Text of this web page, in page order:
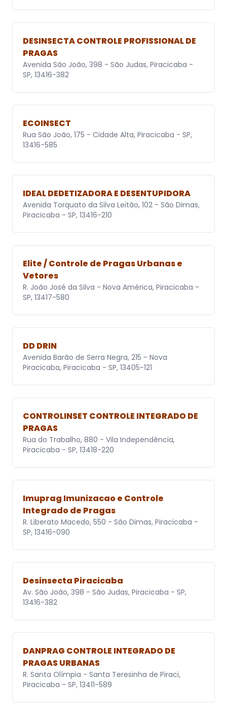
DESINSECTA CONTROLE PROFISSIONAL DE
PRAGAS
Avenida São João, 398 - São Judas, Piracicaba -
SP, 13416-382
ECOINSECT
Rua São João, 175 - Cidade Alta, Piracicaba - SP,
13416-585
IDEAL DEDETIZADORA E DESENTUPIDORA
Avenida Torquato da Silva Leitão, 102 - São Dimas,
Piracicaba - SP, 13416-210
Elite / Controle de Pragas Urbanas e
Vetores
R. João José da Silva - Nova América, Piracicaba -
SP, 13417-580
DD DRIN
Avenida Barão de Serra Negra, 215 - Nova
Piracicaba, Piracicaba - SP, 13405-121
CONTROLINSET CONTROLE INTEGRADO DE
PRAGAS
Rua do Trabalho, 880 - Vila Independência,
Piracicaba - SP, 13418-220
Imuprag Imunizacao e Controle
Integrado de Pragas
R. Liberato Macedo, 550 - São Dimas, Piracicaba -
SP, 13416-090
Desinsecta Piracicaba
Av. São João, 398 - São Judas, Piracicaba - SP,
13416-382
DANPRAG CONTROLE INTEGRADO DE
PRAGAS URBANAS
R. Santa Olímpia - Santa Teresinha de Piraci,
Piracicaba - SP, 13411-589